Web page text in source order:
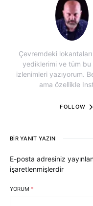
Çevremdeki
yediklerimi ve tüm
izlenimleri yazıyorum.
ama özellikle
FOLLOW
BIR YANIT YAZIN
E-posta adresiniz
işaretlenmişlerdir
YORUM *